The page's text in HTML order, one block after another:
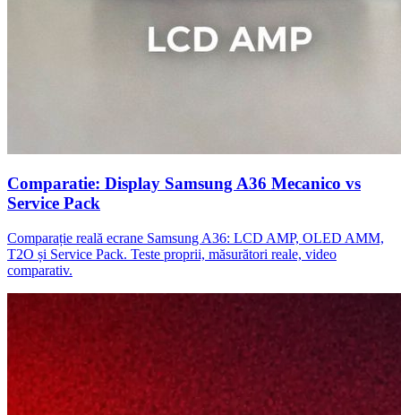
Comparatie: Display Samsung A36 Mecanico vs
Service Pack
Comparație reală ecrane Samsung A36: LCD AMP, OLED AMM,
T2O și Service Pack. Teste proprii, măsurători reale, video
comparativ.